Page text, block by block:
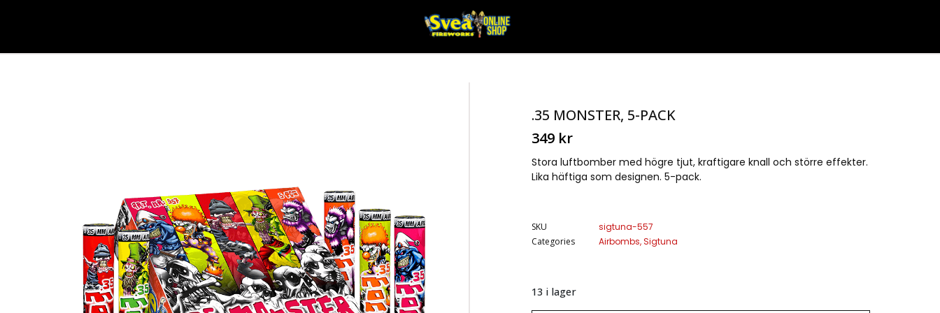
.35 MONSTER, 5-PACK
349 kr
Stora luftbomber med högre tjut, kraftigare knall och större effekter.
Lika häftiga som designen. 5-pack.
SKU
sigtuna-557
Categories
Airbombs,Sigtuna
13 i lager